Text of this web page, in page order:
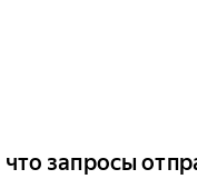
запросы